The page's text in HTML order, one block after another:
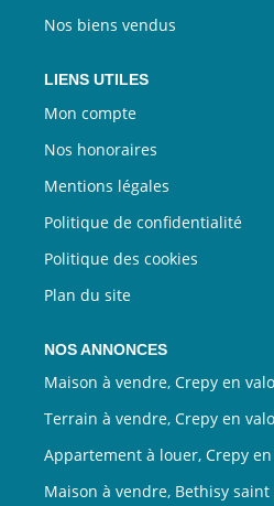
Nos biens vendus
LIENS UTILES
Mon compte
Nos honoraires
Mentions légales
Politique de confidentialité
Politique des cookies
Plan du site
NOS ANNONCES
Maison à vendre, Crepy en
Terrain à vendre, Crepy en
Appartement à louer, Crepy
Maison à vendre, Bethisy